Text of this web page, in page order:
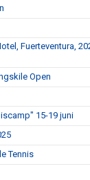
Fuerteventura,
Open
15-19 juni
Tennis